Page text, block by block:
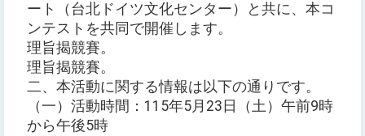
ート（台北ドイツ文化センター）と共に、本コ
ンテストを共同で開催します。
理旨揭競賽。
理旨揭競賽。
二、本活動に関する情報は以下の通りです。
（一）活動時間：115年5月23日（土）午前9時
から午後5時